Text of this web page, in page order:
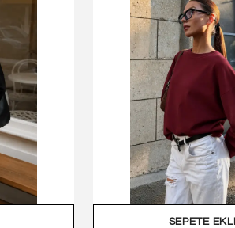
SEPETE